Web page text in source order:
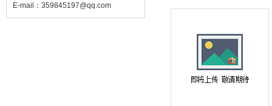
E-mail： 359845197@qq.com